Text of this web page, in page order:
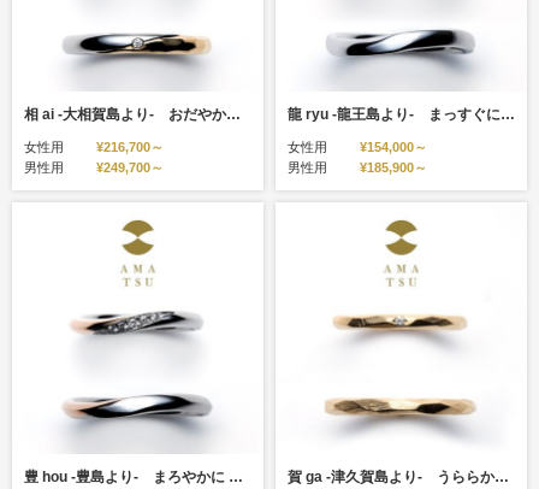
相 ai -大相賀島より- おだやかに ほっと むつまじく
女性用
¥216,700～
男性用
¥249,700～
龍 ryu -龍王島より- まっすぐに はるか ほこらしく
女性用
¥154,000～
男性用
¥185,900～
豊 hou -豊島より- まろやかに ふかく みちていく 賀 ga -津久賀島より- うららかに えにし むすびゆく